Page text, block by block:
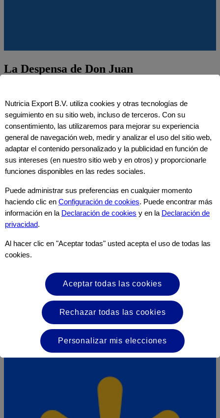
La Despensa de Don Juan
Súper Selectos
Nutricia Export B.V. utiliza cookies y otras tecnologías de
seguimiento en su sitio web, incluso de terceros. Con su
consentimiento, las utilizaremos para mejorar su experiencia
general de navegación web, medir y analizar el uso del sitio web,
adaptar el contenido personalizado y la publicidad en función de
sus intereses (en nuestro sitio web y en otros) y proporcionarle
funciones disponibles en las redes sociales.
Puede administrar sus preferencias en cualquier momento
haciendo clic en Configuración de cookies. Puede encontrar más
información en la Declaración de cookies y en la Declaración de
privacidad.
Al hacer clic en "Aceptar todas" usted acepta el uso de todas las
cookies.
Aceptar todas las cookies
Rechazar todas las cookies
Personalizar mis elecciones